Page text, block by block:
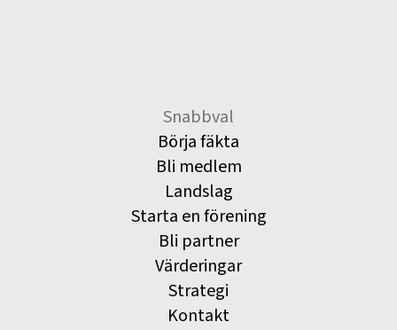
Snabbval
Börja fäkta
Bli medlem
Landslag
Starta en förening
Bli partner
Värderingar
Strategi
Kontakt